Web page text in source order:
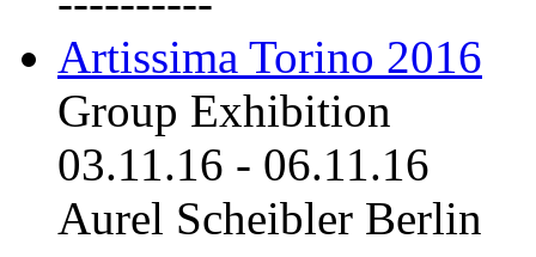
Artissima Torino 2016
Group Exhibition
03.11.16 - 06.11.16
Aurel Scheibler Berlin